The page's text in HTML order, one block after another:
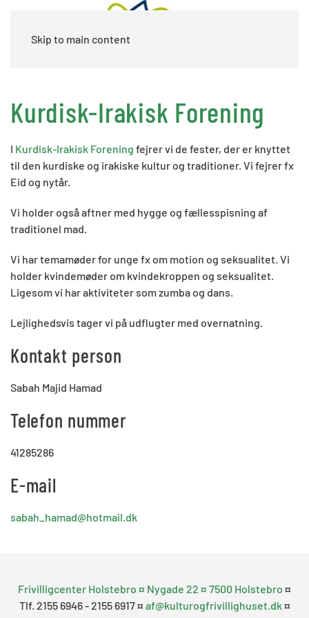
Skip to main content
Kurdisk-Irakisk Forening
I Kurdisk-Irakisk Forening fejrer vi de fester, der er knyttet
til den kurdiske og irakiske kultur og traditioner. Vi fejrer fx
Eid og nytår.
Vi holder også aftner med hygge og fællesspisning af
traditionel mad.
Vi har temamøder for unge fx om motion og seksualitet. Vi
holder kvindemøder om kvindekroppen og seksualitet.
Ligesom vi har aktiviteter som zumba og dans.
Lejlighedsvis tager vi på udflugter med overnatning.
Kontakt person
Sabah Majid Hamad
Telefon nummer
41285286
E-mail
sabah_hamad@hotmail.dk
Frivilligcenter Holstebro ¤ Nygade 22 ¤ 7500 Holstebro ¤
Tlf. 2155 6946 - 2155 6917 ¤ af@kulturogfrivillighuset.dk¤